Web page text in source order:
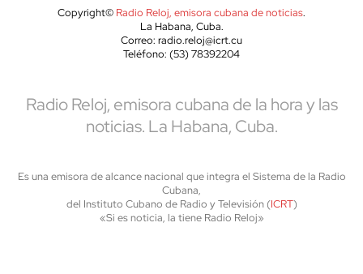
Copyright© Radio Reloj, emisora cubana de noticias.
La Habana, Cuba.
Correo: radio.reloj@icrt.cu
Teléfono: (53) 78392204
Radio Reloj, emisora cubana de la hora y las
noticias. La Habana, Cuba.
Es una emisora de alcance nacional que integra el Sistema de la Radio
Cubana,
del Instituto Cubano de Radio y Televisión (ICRT)
«Si es noticia, la tiene Radio Reloj»